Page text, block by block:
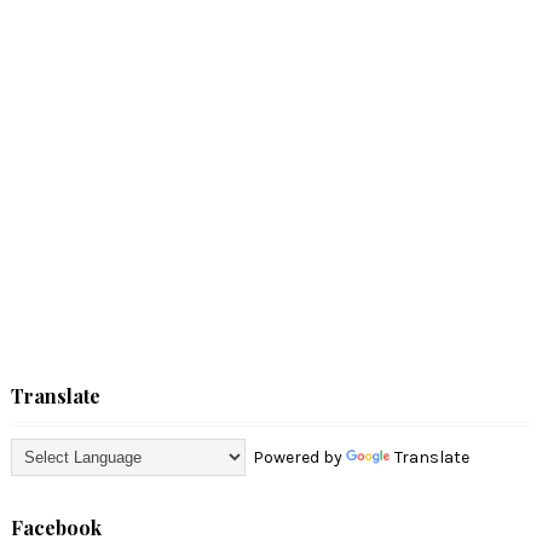
Translate
Powered by Translate
Facebook